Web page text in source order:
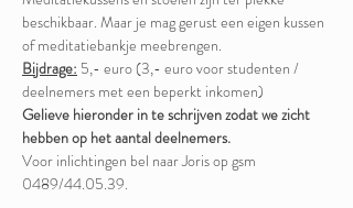
beschikbaar. Maar je mag gerust een eigen kussen
of meditatiebankje meebrengen.
Bijdrage: 5,- euro (3,- euro voor studenten /
deelnemers met een beperkt inkomen)
Gelieve hieronder in te schrijven zodat we zicht
hebben op het aantal deelnemers.
Voor inlichtingen bel naar Joris op gsm
0489/44.05.39.